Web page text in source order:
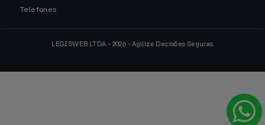
Telefones
LEGISWEB LTDA - 2026 - Agilize Decisões Seguras